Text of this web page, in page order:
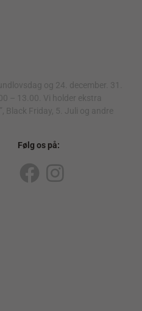
og 24. december. 31.
– 13.00. Vi holder ekstra
Black Friday, 5. Juli og andre
Følg os på:
F
I